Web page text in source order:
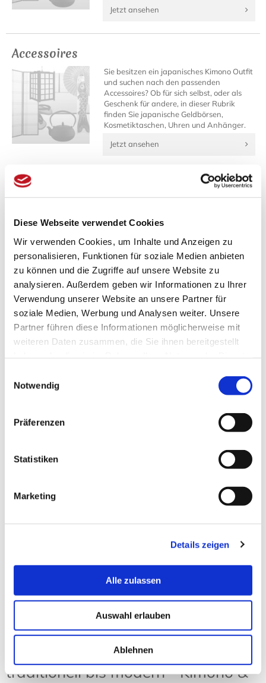
Diese Webseite verwendet Cookies
Wir verwenden Cookies, um Inhalte und Anzeigen zu
personalisieren, Funktionen für soziale Medien anbieten
zu können und die Zugriffe auf unsere Website zu
analysieren. Außerdem geben wir Informationen zu Ihrer
Verwendung unserer Website an unsere Partner für
soziale Medien, Werbung und Analysen weiter. Unsere
Partner führen diese Informationen möglicherweise mit
weiteren Daten zusammen, die Sie ihnen bereitgestellt
Notwendig
Präferenzen
Statistiken
Marketing
Details zeigen
Alle zulassen
Auswahl erlauben
Ablehnen
Jetzt ansehen
Accessoires
Sie besitzen ein japanisches Kimono Outfit
und suchen nach den passenden
Accessoires? Ob für sich selbst, oder als
Geschenk für andere, in dieser Rubrik
finden Sie japanische Geldbörsen,
Kosmetiktaschen, Uhren und Anhänger.
Jetzt ansehen
Fenner Fashion
Stadt, zum Einkaufen oder für den Strand.
18,90 € *
Sortierung: Ansicht:
Japanische Kleidung – von
traditionell bis modern - Kimono &